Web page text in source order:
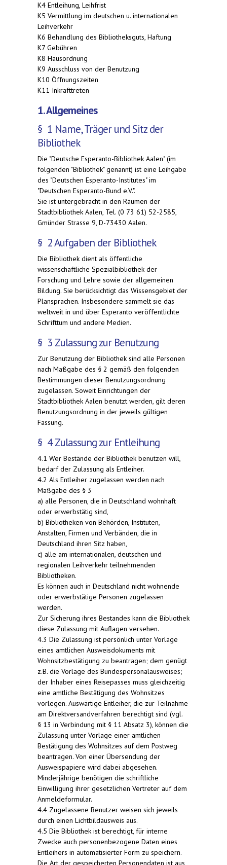
K4 Entleihung, Leihfrist
K5 Vermittlung im deutschen u. internationalen
Leihverkehr
K6 Behandlung des Bibliotheksguts, Haftung
K7 Gebühren
K8 Hausordnung
K9 Ausschluss von der Benutzung
K10 Öffnungszeiten
K11 Inkrafttreten
1. Allgemeines
§ 1 Name, Träger und Sitz der
Bibliothek
Die "Deutsche Esperanto-Bibliothek Aalen" (im
folgenden "Bibliothek" genannt) ist eine Leihgabe
des "Deutschen Esperanto-Institutes" im
"Deutschen Esperanto-Bund e.V.".
Sie ist untergebracht in den Räumen der
Stadtbibliothek Aalen, Tel. (0 73 61) 52-2585,
Gmünder Strasse 9, D-73430 Aalen.
§ 2 Aufgaben der Bibliothek
Die Bibliothek dient als öffentliche
wissenschaftliche Spezialbibliothek der
Forschung und Lehre sowie der allgemeinen
Bildung. Sie berücksichtigt das Wissensgebiet der
Plansprachen. Insbesondere sammelt sie das
weltweit in und über Esperanto veröffentlichte
Schrifttum und andere Medien.
§ 3 Zulassung zur Benutzung
Zur Benutzung der Bibliothek sind alle Personen
nach Maßgabe des § 2 gemäß den folgenden
Bestimmungen dieser Benutzungsordnung
zugelassen. Soweit Einrichtungen der
Stadtbibliothek Aalen benutzt werden, gilt deren
Benutzungsordnung in der jeweils gültigen
Fassung.
§ 4 Zulassung zur Entleihung
4.1 Wer Bestände der Bibliothek benutzen will,
bedarf der Zulassung als Entleiher.
4.2 Als Entleiher zugelassen werden nach
Maßgabe des § 3
a) alle Personen, die in Deutschland wohnhaft
oder erwerbstätig sind,
b) Bibliotheken von Behörden, Instituten,
Anstalten, Firmen und Verbänden, die in
Deutschland ihren Sitz haben,
c) alle am internationalen, deutschen und
regionalen Leihverkehr teilnehmenden
Bibliotheken.
Es können auch in Deutschland nicht wohnende
oder erwerbstätige Personen zugelassen
werden.
Zur Sicherung ihres Bestandes kann die Bibliothek
diese Zulassung mit Auflagen versehen.
4.3 Die Zulassung ist persönlich unter Vorlage
eines amtlichen Ausweisdokuments mit
Wohnsitzbestätigung zu beantragen; dem genügt
z.B. die Vorlage des Bundespersonalausweises;
der Inhaber eines Reisepasses muss gleichzeitig
eine amtliche Bestätigung des Wohnsitzes
vorlegen. Auswärtige Entleiher, die zur Teilnahme
am Direktversandverfahren berechtigt sind (vgl.
§ 13 in Verbindung mit § 11 Absatz 3), können die
Zulassung unter Vorlage einer amtlichen
Bestätigung des Wohnsitzes auf dem Postweg
beantragen. Von einer Übersendung der
Ausweispapiere wird dabei abgesehen.
Minderjährige benötigen die schriftliche
Einwilligung ihrer gesetzlichen Vertreter auf dem
Anmeldeformular.
4.4 Zugelassene Benutzer weisen sich jeweils
durch einen Lichtbildausweis aus.
4.5 Die Bibliothek ist berechtigt, für interne
Zwecke auch personenbezogene Daten eines
Entleihers in automatisierter Form zu speichern.
Die Art der gespeicherten Personendaten ist aus